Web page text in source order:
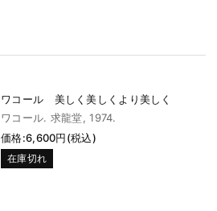
ワコール 美しく美しくより美しく
ワコール. 求龍堂, 1974.
価格:6,600円(税込)
在庫切れ